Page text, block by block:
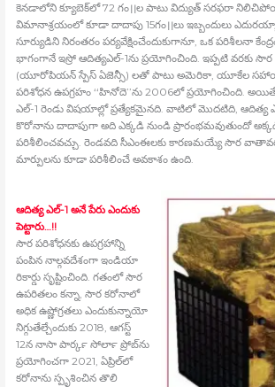
కెనడాలోని క్యూబెక్‍లో 72 గం।।ల పాటు విద్యుత్‍ సరఫరా
విమానాశ్రయంలో కూడా దాదాపు 15గం।।లు ఇబ్బందులు
సూర్యుడిని నిరంతరం పర్యవేక్షించేందుకుగానూ, ఒక పరిశీలనా
భాగంగానే ఇస్రో ఆదిత్యఎల్‍-1ను ప్రయోగించింది. ఇప్పటి వరకు
(యూరోపియన్‍ స్పేస్‍ ఏజెన్సీ) లతో పాటు అమెరికా, యూకేల
పరిశోధన ఉపగ్రహం ‘‘హినోదె’’ను 2006లో ప్రయోగించింది.
ఎల్‍-1 రెండు విషయాల్లో ప్రత్యేకమైనది. వాటిలో మొదటిది, ఆదిత్య
కొరోనాను దాదాపుగా అది ఎక్కడి నుండి ప్రారంభమవుతుందో
పరిశీలించవచ్చు. రెండవది సీఎంఈలకు కారణమయ్యే సౌర
మార్పులను కూడా పరిశీలించే అవకాశం ఉంది.
ఆదిత్య ఎల్‍-1 అనే పేరు ఎందుకు
పెట్టారు…!!
సౌర పరిశోధనకు ఉపగ్రహాన్ని
పంపిన నాల్గవదేశంగా ఇండియా
రికార్డు సృష్టించింది. గతంలో సౌర
ఉపరితలం కన్నా, సౌర కరోనాలో
అధిక ఉష్ణోగ్రతలు ఎందుకున్నాయో
నిగ్గుతేల్చేందుకు 2018, ఆగస్ట్
12న నాసా పార్కర్‍ సోలార్‍ ప్రోబ్‍ను
ప్రయోగించగా 2021, ఏప్రిల్‍లో
కరోనాను స్పృశించిన తొలి